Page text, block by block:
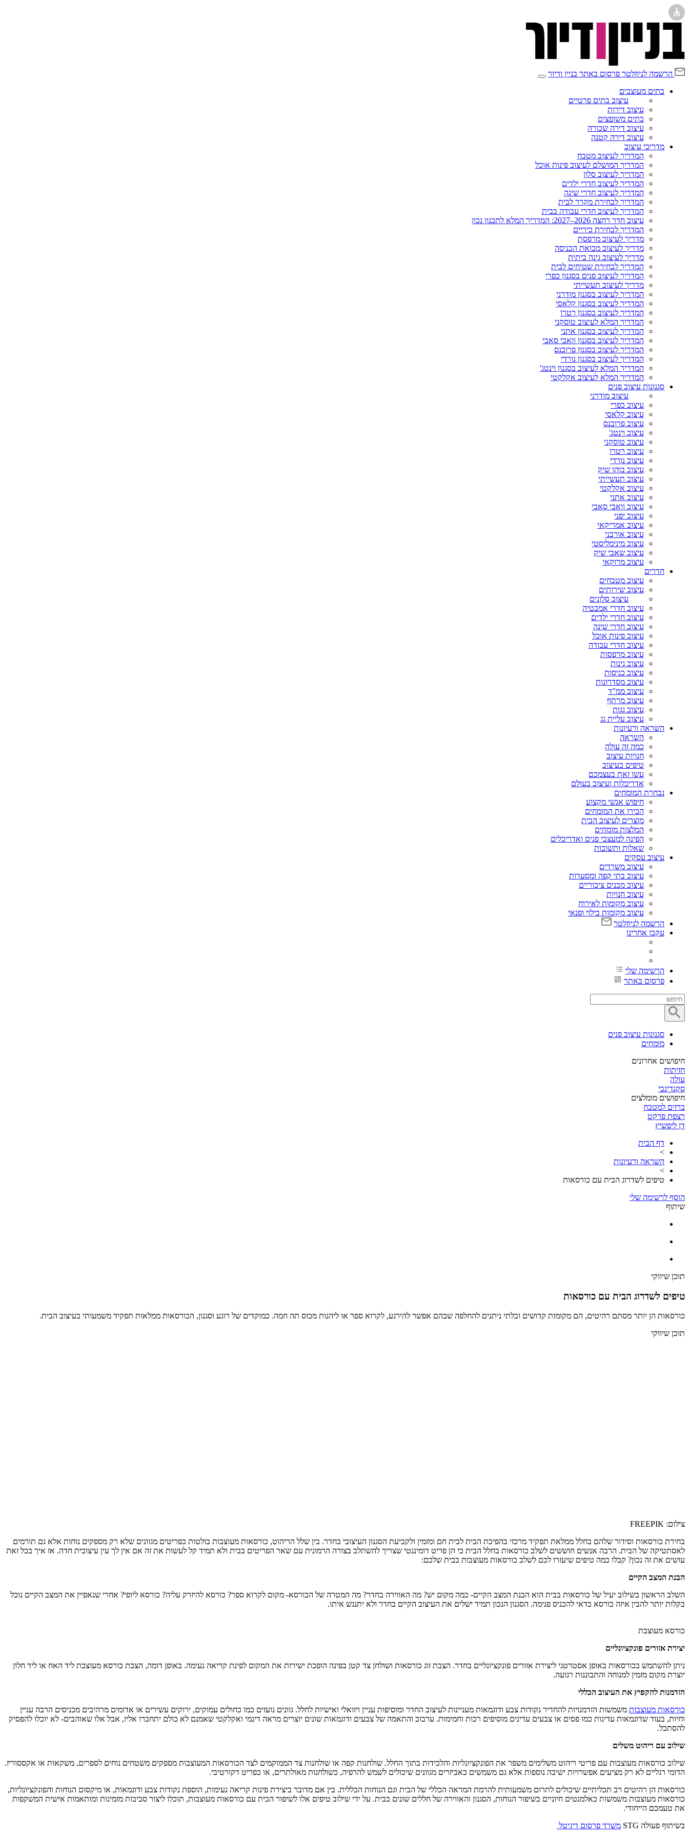
הרשמה לניוזלטר פרסום באתר בניין ודיור
בתים מעוצבים
עיצוב בתים פרטיים
עיצוב דירות
בתים משופצים
עיצוב דירה שכורה
עיצוב דירה קטנה
מדריכי עיצוב
המדריך לעיצוב מטבח
המדריך המושלם לעיצוב פינות אוכל
המדריך לעיצוב סלון
המדריך לעיצוב חדרי ילדים
המדריך לעיצוב חדרי שינה
המדריך לבחירת מקרר לבית
המדריך לעיצוב חדרי עבודה בבית
עיצוב חדר רחצה 2026–2027: המדריך המלא לתכנון נכון
המדריך לבחירת כיריים
מדריך לעיצוב מרפסת
מדריך לעיצוב מבואת הכניסה
מדריך לעיצוב גינה ביתית
המדריך לבחירת שטיחים לבית
המדריך לעיצוב פנים בסגנון כפרי
מדריך לעיצוב תעשייתי
המדריך לעיצוב בסגנון מודרני
המדריך לעיצוב בסגנון קלאסי
המדריך לעיצוב בסגנון רטרו
המדריך המלא לעיצוב טוסקני
המדריך לעיצוב בסגנון אתני
המדריך לעיצוב בסגנון וואבי סאבי
המדריך לעיצוב בסגנון פרובנס
המדריך לעיצוב בסגנון נורדי
המדריך המלא לעיצוב בסגנון וינטג'
המדריך המלא לעיצוב אקלקטי
סגנונות עיצוב פנים
עיצוב מודרני
עיצוב כפרי
עיצוב קלאסי
עיצוב פרובנס
עיצוב וינטג'
עיצוב טוסקני
עיצוב רטרו
עיצוב נורדי
עיצוב בוהו שיק
עיצוב תעשייתי
עיצוב אקלקטי
עיצוב אתני
עיצוב וואבי סאבי
עיצוב יפני
עיצוב אמריקאי
עיצוב אורבני
עיצוב מינימליסטי
עיצוב שאבי שיק
עיצוב מרוקאי
חדרים
עיצוב מטבחים
עיצוב שירותים
עיצוב סלונים
עיצוב חדרי אמבטיה
עיצוב חדרי ילדים
עיצוב חדרי שינה
עיצוב פינות אוכל
עיצוב חדרי עבודה
עיצוב מרפסות
עיצוב גינות
עיצוב כניסות
עיצוב מסדרונות
עיצוב ממ"ד
עיצוב מרתף
עיצוב גגות
עיצוב עליית גג
השראה ורעיונות
השראה
כמה זה עולה
חנויות עיצוב
טיפים בעיצוב
עשו זאת בעצמכם
אדריכלות ועיצוב בעולם
נבחרת המומחים
חיפוש אנשי מקצוע
הכירו את המומחים
מוצרים לעיצוב הבית
המלצות מומחים
הפינה למעצבי פנים ואדריכלים
שאלות ותשובות
עיצוב עסקים
עיצוב משרדים
עיצוב בתי קפה ומסעדות
עיצוב מבנים ציבוריים
עיצוב חנויות
עיצוב מקומות לאירוח
עיצוב מקומות בילוי ופנאי
הרשמה לניוזלטר
עקבו אחרינו
הרשימה שלי
פרסום באתר
סגנונות עיצוב פנים
מומחים
חיפושים אחרונים
חזיתות
עולה
סקנדינבי
חיפושים מומלצים
ברזים למטבח
רצפת פרקט
דן ליפשיץ
דף הבית
>
השראה ורעיונות
>
טיפים לשדרוג הבית עם כורסאות
הוסף לרשימה שלי
שיתוף
תוכן שיווקי
טיפים לשדרוג הבית עם כורסאות
כורסאות הן יותר מסתם רהיטים, הם מקומות קדושים ובלתי ניתנים להחלפה שבהם אפשר להירגע, לקרוא ספר או ליהנות מכוס תה חמה. כמוקדים של רוגע וסגנון, הכורסאות ממלאות תפקיד משמעותי בעיצוב הבית.
תוכן שיווקי
צילום:
בחירת כורסאות וסידור שלהם בחלל ממלאת תפקיד מרכזי בהפיכת הבית לבית חם ומזמין ולקביעת הסגנון העיצובי בחדר. בין שלל הריהוט, כורסאות מעוצבות בולטות כפריטים מגוונים שלא רק מספקים נוחות אלא גם תורמים
לאסתטיקה של הבית. הרבה אנשים חוששים לשלב כורסאות בחלל הבית כי הן פריט דומיננטי שצריך להשתלב בצורה הרמונית עם שאר הפריטים בבית ולא תמיד קל לעשות את זה אם אין לך עין עיצובית חדה. אז איך בכל זאת
עושים את זה נכון? קבלו כמה טיפים שיעזרו לכם לשלב כורסאות מעוצבות בבית שלכם:
הבנת המצב הקיים
השלב הראשון בשילוב יעיל של כורסאות בבית הוא הבנת המצב הקיים- כמה מקום יש? מה האווירה בחדר? מה המטרה של הכורסא- מקום לקרוא ספר? כורסא להיזרק עליה? כורסא ליופי? אחרי שנאפיין את המצב הקיים נוכל
בקלות יותר להבין איזה כורסא כדאי להכניס פנימה. הסגנון הנכון תמיד ישלים את העיצוב הקיים בחדר ולא יתנגש איתו.
כורסא מעוצבת
יצירת אזורים פונקציונליים
ניתן להשתמש בכורסאות באופן אסטרטגי ליצירת אזורים פונקציונליים בחדר. הצבת זוג כורסאות ושולחן צד קטן בפינה הופכת ישירות את המקום לפינת קריאה נעימה. באופן דומה, הצבת כורסא מעוצבת ליד האח או ליד חלון
יוצרת מקום מזמין למנוחה והתבוננות רגועה.
הזדמנות להקפיץ את העיצוב הכללי
כורסאות מעוצבות משמשות הזדמנויות להחדיר נקודות צבע ודוגמאות מעניינות לעיצוב החדר ומוסיפות עניין ויזואלי ואישיות לחלל. גוונים נועזים כמו כחולים עמוקים, ירוקים עשירים או אדומים מרהיבים מכניסים הרבה עניין
וחיות, בעוד שדוגמאות עדינות כמו פסים או צבעים עדינים מוסיפים רכות וחמימות. ערבוב והתאמה של צבעים ודוגמאות שונים יוצרים מראה דינמי ואקלקטי שאמנם לא כולם יתחברו אליו, אבל אלו שאוהבים- לא יוכלו להפסיק
להסתכל.
שילוב עם ריהוט משלים
שילוב כורסאות מעוצבות עם פריטי ריהוט משלימים משפר את הפונקציונליות והלכידות בתוך החלל. שולחנות קפה או שולחנות צד הממוקמים לצד הכורסאות המעוצבות מספקים משטחים נוחים לספרים, משקאות או אקססוריז.
הדומי רגליים לא רק מציעים אפשרויות ישיבה נוספות אלא גם משמשים כאביזרים מגוונים שיכולים לשמש להרפיה, כשולחנות מאולתרים, או כפריט דקורטיבי.
כורסאות הן רהיטים רב תכליתיים שיכולים לתרום משמעותית להרמת המראה הכללי של הבית וגם הנוחות הכללית. בין אם מדובר ביצירת פינות קריאה נעימות, הוספת נקודות צבע ודוגמאות, או מיקסום הנוחות והפונקציונליות,
כורסאות מעוצבות משמשות כאלמנטים חיוניים בשיפור הנוחות, הסגנון והאווירה של חללים שונים בבית. על ידי שילוב טיפים אלו לשיפור הבית עם כורסאות מעוצבות, תוכלו ליצור סביבות מזמינות ומותאמות אישית המשקפות
את טעמכם הייחודי.
בשיתוף פעולה STG
משרד פרסום דיגיטל